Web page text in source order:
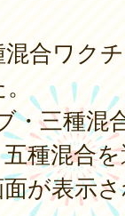
合ワク
・三種混
種混合
が表示